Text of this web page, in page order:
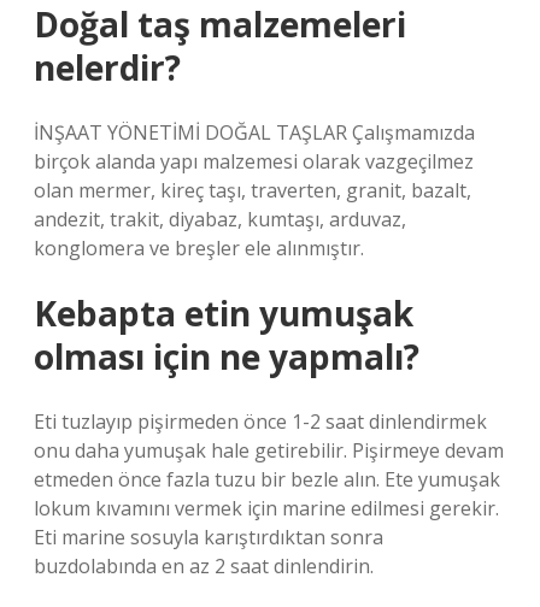
Doğal taş malzemeleri
nelerdir?
İNŞAAT YÖNETİMİ DOĞAL TAŞLAR Çalışmamızda
birçok alanda yapı malzemesi olarak vazgeçilmez
olan mermer, kireç taşı, traverten, granit, bazalt,
andezit, trakit, diyabaz, kumtaşı, arduvaz,
konglomera ve breşler ele alınmıştır.
Kebapta etin yumuşak
olması için ne yapmalı?
Eti tuzlayıp pişirmeden önce 1-2 saat dinlendirmek
onu daha yumuşak hale getirebilir. Pişirmeye devam
etmeden önce fazla tuzu bir bezle alın. Ete yumuşak
lokum kıvamını vermek için marine edilmesi gerekir.
Eti marine sosuyla karıştırdıktan sonra
buzdolabında en az 2 saat dinlendirin.